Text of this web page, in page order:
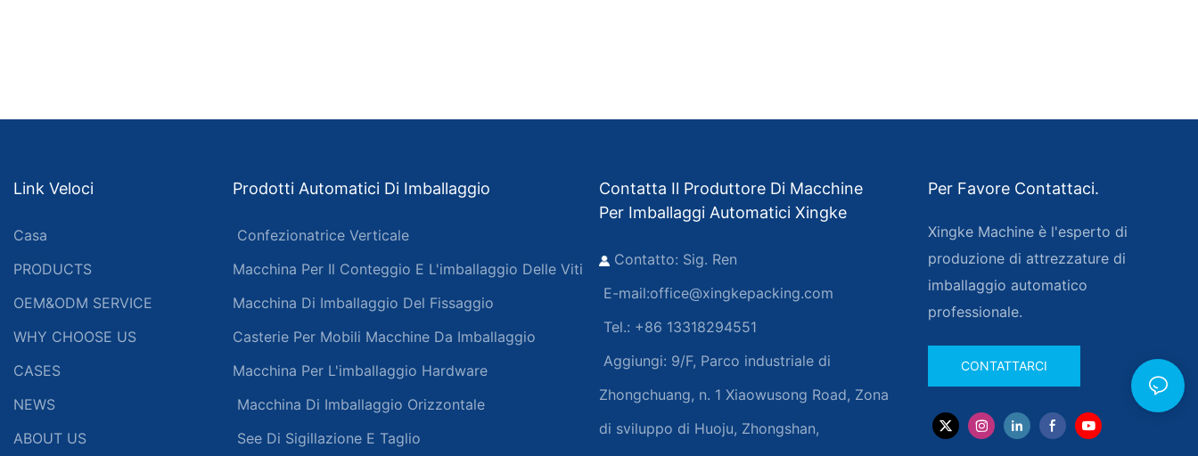
Link Veloci
Casa
PRODUCTS
OEM&ODM SERVICE
WHY CHOOSE US
CASES
NEWS
ABOUT US
Prodotti Automatici Di Imballaggio
Confezionatrice Verticale
Macchina Per Il Conteggio E L'imballaggio Delle Viti
Macchina Di Imballaggio Del Fissaggio
Casterie Per Mobili Macchine Da Imballaggio
Macchina Per L'imballaggio Hardware
Macchina Di Imballaggio Orizzontale
See Di Sigillazione E Taglio
Contatta Il Produttore Di Macchine
Per Imballaggi Automatici Xingke
Contatto: Sig. Ren
E-mail:office@xingkepacking.com
Tel.: +86 13318294551
Aggiungi: 9/F, Parco industriale di
Zhongchuang, n. 1 Xiaowusong Road, Zona
di sviluppo di Huoju, Zhongshan,
Per Favore Contattaci.
Xingke Machine è l'esperto di
produzione di attrezzature di
imballaggio automatico
professionale.
CONTATTARCI